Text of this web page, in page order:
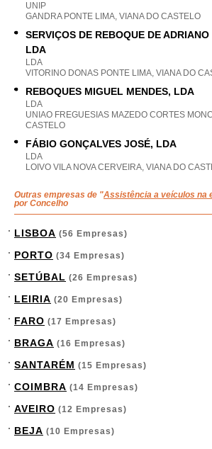
UNIP
GANDRA PONTE LIMA, VIANA DO CASTELO
SERVIÇOS DE REBOQUE DE
LDA
LDA
VITORINO DONAS PONTE LIMA, VIANA DO
REBOQUES MIGUEL MENDES, LDA
LDA
UNIAO FREGUESIAS MAZEDO CORTES
CASTELO
FÁBIO GONÇALVES JOSÉ, LDA
LDA
LOIVO VILA NOVA CERVEIRA, VIANA DO
Outras empresas de "Assistência a veículos na
por Concelho
LISBOA (56 Empresas)
PORTO (34 Empresas)
SETÚBAL (26 Empresas)
LEIRIA (20 Empresas)
FARO (17 Empresas)
BRAGA (16 Empresas)
SANTARÉM (15 Empresas)
COIMBRA (14 Empresas)
AVEIRO (12 Empresas)
BEJA (10 Empresas)